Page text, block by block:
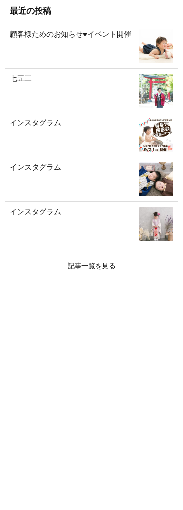
最近の投稿
顧客様ためのお知らせ♥イベント開催
七五三
インスタグラム
インスタグラム
インスタグラム
記事一覧を見る